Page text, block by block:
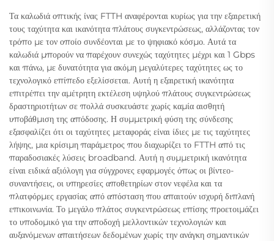
Τα καλωδιά οπτικής ίνας FTTH αναφέρονται κυρίως για την εξαιρετική
τους ταχύτητα και ικανότητα πλάτους συγκεντρώσεως, αλλάζοντας τον
τρόπο με τον οποίο συνδέονται με το ψηφιακό κόσμο. Αυτά τα
καλωδιά μπορούν να παρέχουν συνεχώς ταχύτητες μέχρι και 1 Gbps
και πάνω, με δυνατότητα για ακόμη μεγαλύτερες ταχύτητες ως το
τεχνολογικό επίπεδο εξελίσσεται. Αυτή η εξαιρετική ικανότητα
επιτρέπει την αμέτρητη εκτέλεση υψηλού πλάτους συγκεντρώσεως
δραστηριοτήτων σε πολλά συσκευάστε χωρίς καμία αισθητή
υποβάθμιση της απόδοσης. Η συμμετρική φύση της σύνδεσης
εξασφαλίζει ότι οι ταχύτητες μεταφοράς είναι ίδιες με τις ταχύτητες
λήψης, μια κρίσιμη παράμετρος που διαχωρίζει το FTTH από τις
παραδοσιακές λύσεις broadband. Αυτή η συμμετρική ικανότητα
είναι ειδικά αξιόλογη για σύγχρονες εφαρμογές όπως οι βίντεο-
συναντήσεις, οι υπηρεσίες αποθετηρίων στον νεφέλα και τα
πλατφόρμες εργασίας από απόσταση που απαιτούν ισχυρή διπλανή
επικοινωνία. Το μεγάλο πλάτος συγκεντρώσεως επίσης προετοιμάζει
το υποδομικό για την αποδοχή μελλοντικών τεχνολογιών και
αυξανόμενων απαιτήσεων δεδομένων χωρίς την ανάγκη σημαντικών